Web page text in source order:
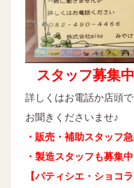
スタッフ募集中
詳しくはお電話か店頭で
お聞きくださいませ♪
・販売・補助スタッフ
・製造スタッフも募集
【パティシエ・ショコ